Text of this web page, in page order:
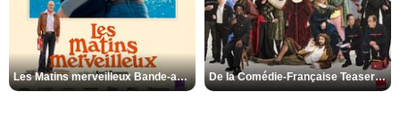
Les Matins merveilleux Bande-annonce VF De la Comédie-Française Teaser VF